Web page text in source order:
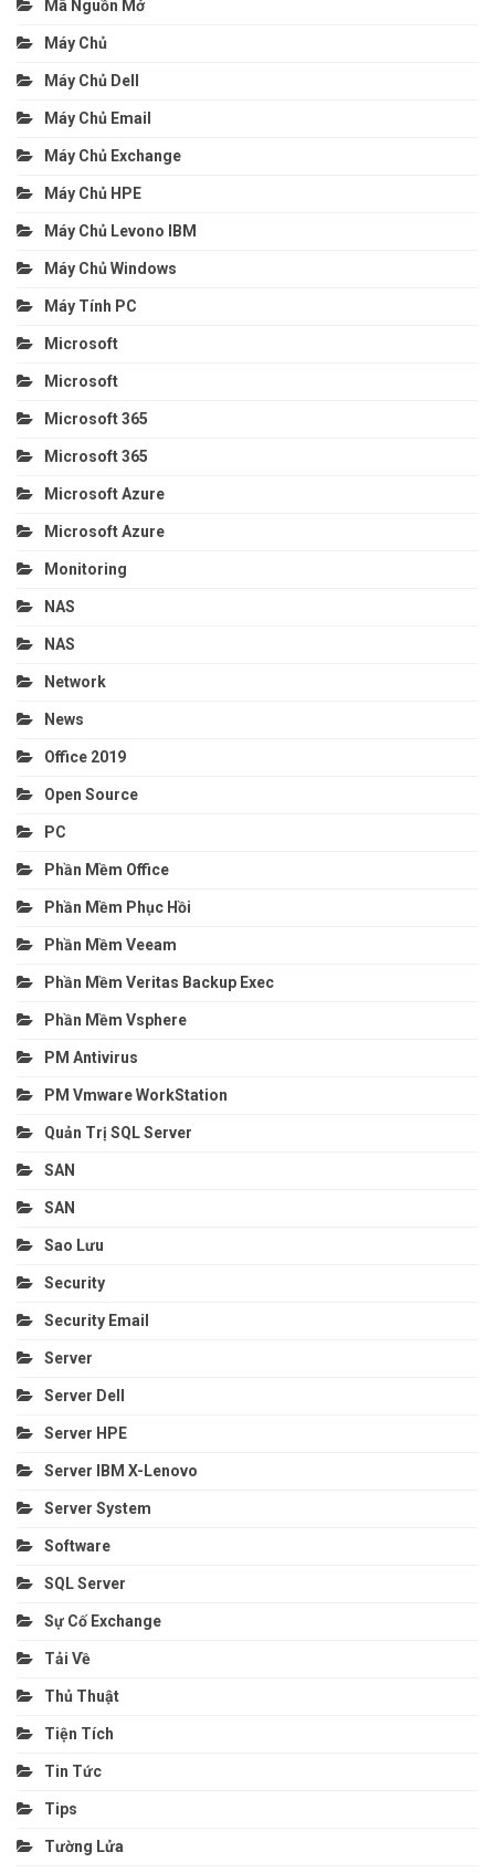
Mã Nguồn Mở
Máy Chủ
Máy Chủ Dell
Máy Chủ Email
Máy Chủ Exchange
Máy Chủ HPE
Máy Chủ Levono IBM
Máy Chủ Windows
Máy Tính PC
Microsoft
Microsoft
Microsoft 365
Microsoft 365
Microsoft Azure
Microsoft Azure
Monitoring
NAS
NAS
Network
News
Office 2019
Open Source
PC
Phần Mềm Office
Phần Mềm Phục Hồi
Phần Mềm Veeam
Phần Mềm Veritas Backup Exec
Phần Mềm Vsphere
PM Antivirus
PM Vmware WorkStation
Quản Trị SQL Server
SAN
SAN
Sao Lưu
Security
Security Email
Server
Server Dell
Server HPE
Server IBM X-Lenovo
Server System
Software
SQL Server
Sự Cố Exchange
Tải Về
Thủ Thuật
Tiện Tích
Tin Tức
Tips
Tường Lửa